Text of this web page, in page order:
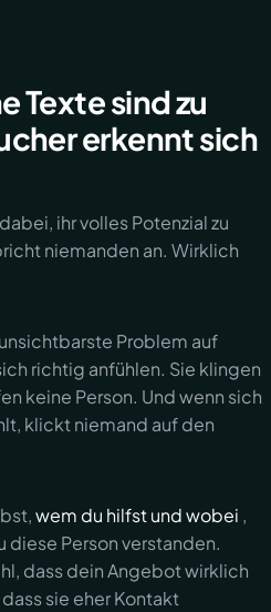
Texte sind zu
erkennt sich
ihr volles Potenzial zu
niemanden an. Wirklich
Problem auf
richtig anfühlen. Sie klingen
keine Person. Und wenn sich
klickt niemand auf den
wem du hilfst und wobei ,
diese Person verstanden.
dass dein Angebot wirklich
sie eher Kontakt